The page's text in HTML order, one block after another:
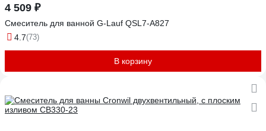
4 509 ₽
Смеситель для ванной G-Lauf QSL7-A827
4.7(73)
В корзину